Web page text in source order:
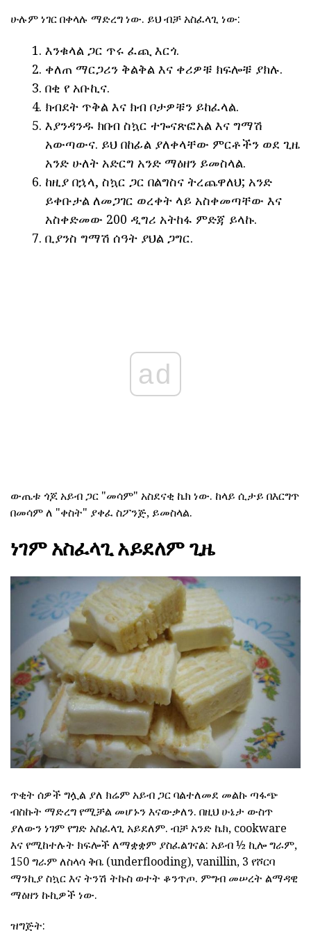
ሁሉም ነገር በቀላሉ ማድረግ ነው. ይህ ብቻ አስፈላጊ ነው:
እንቁላል ጋር ጥሩ ፈጪ እርጎ.
ቀለጠ ማርጋሪን ቅልቅል እና ቀሪዎቹ ክፍሎቹ ያክሉ.
በቂ የ አቡኪና.
ክብደት ጥቅል እና ክብ ቦታዎቹን ይከፈላል.
እያንዳንዱ ክበብ ስኳር ተጐናጽፎአል እና ግማሽ
አውጣውና. ይህ በከፊል ያለቀላቸው ምርቶችን ወደ ጊዜ
አንድ ሁለት አድርግ አንድ ማዕዘን ይመስላል.
ከዚያ በኋላ, ስኳር ጋር በልግስና ትረጨዋለህ; አንድ
ይቀቡታል ለመጋገር ወረቀት ላይ አስቀመጣቸው እና
አስቀድመው 200 ዲግሪ አትከፋ ምድጃ ይላኩ.
ቢያንስ ግማሽ ሰዓት ያህል ጋግር.
ad
ውጤቱ ጎጆ አይብ ጋር "መሳም" አስደናቂ ኬክ ነው. ከላይ ሲታይ በእርግጥ
በመሳም ለ "ቀስት" ያቀፈ ስፖንጅ, ይመስላል.
ነገም አስፈላጊ አይደለም ጊዜ
ጥቂት ሰዎች ግሏል ያለ ክሬም አይብ ጋር ባልተለመደ መልኩ ጣፋጭ
ብስኩት ማድረግ የሚቻል መሆኑን እናውቃለን. በዚህ ሁኔታ ውስጥ
ያለውን ነገም የግድ አስፈላጊ አይደለም. ብቻ አንድ ኬክ, cookware
እና የሚከተሉት ክፍሎች ለማቋቋም ያስፈልገናል: አይብ ½ ኪሎ ግራም,
150 ግራም ለስላሳ ቅቤ (underflooding), vanillin, 3 የሾርባ
ማንኪያ ስኳር እና ትንሽ ትኩስ ወተት ቆንጥጦ. ምግብ መሠረት ልማዳዊ
ማዕዘን ኩኪዎች ነው.
ዝግጅት: